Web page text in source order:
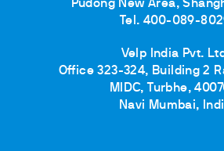
Pudong New Area,
Tel. 400-089-
Velp India Pvt.
Office 323-324, Building 2
MIDC, Turbhe,
Navi Mumbai,